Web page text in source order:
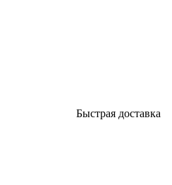
Быстрая доставка